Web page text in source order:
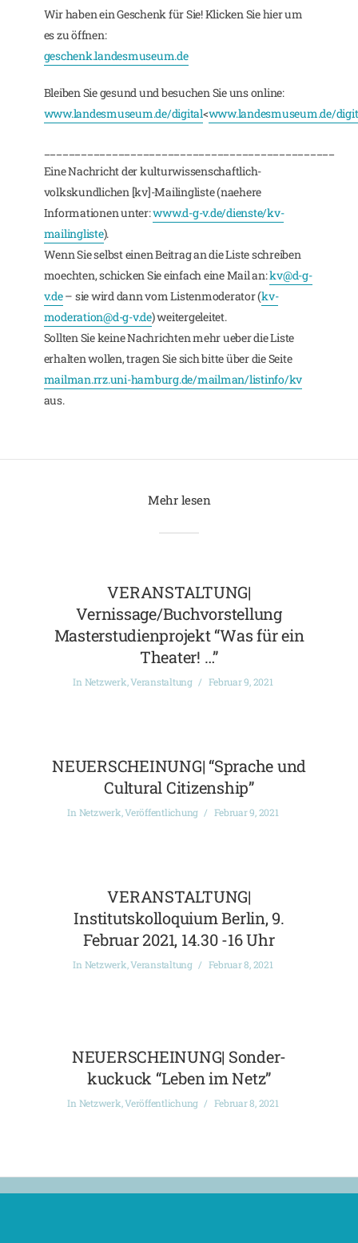
Wir haben ein Geschenk für Sie! Klicken Sie hier um
es zu öffnen:
geschenk.landesmuseum.de
Bleiben Sie gesund und besuchen Sie uns online:
www.landesmuseum.de/digital<www.landesmuseum.de/
Eine Nachricht der kulturwissenschaftlich-
volkskundlichen [kv]-Mailingliste (naehere
Informationen unter:www.d-g-v.de/dienste/kv-
mailingliste).
Wenn Sie selbst einen Beitrag an die Liste schreiben
moechten, schicken Sie einfach eine Mail an:kv@d-g-
v.de– sie wird dann vom Listenmoderator (kv-
moderation@d-g-v.de) weitergeleitet.
Sollten Sie keine Nachrichten mehr ueber die Liste
erhalten wollen, tragen Sie sich bitte über die Seite
mailman.rrz.uni-hamburg.de/mailman/listinfo/kv
aus.
Mehr lesen
VERANSTALTUNG|
Vernissage/Buchvorstellung
Masterstudienprojekt “Was für ein
Theater! …”
In Netzwerk,Veranstaltung Februar 9, 2021
NEUERSCHEINUNG| “Sprache und
Cultural Citizenship”
In Netzwerk,Veröffentlichung Februar 9, 2021
VERANSTALTUNG|
Institutskolloquium Berlin, 9.
Februar 2021, 14.30 -16 Uhr
In Netzwerk,Veranstaltung Februar 8, 2021
NEUERSCHEINUNG| Sonder-
kuckuck “Leben im Netz”
In Netzwerk,Veröffentlichung Februar 8, 2021